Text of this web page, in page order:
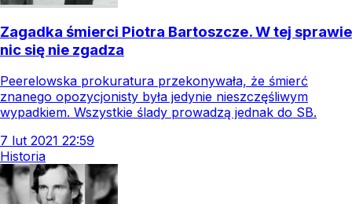
Zagadka śmierci Piotra Bartoszcze. W tej sprawie
nic się nie zgadza
Peerelowska prokuratura przekonywała, że śmierć
znanego opozycjonisty była jedynie nieszczęśliwym
wypadkiem. Wszystkie ślady prowadzą jednak do SB.
7 lut 2021 22:59
Historia